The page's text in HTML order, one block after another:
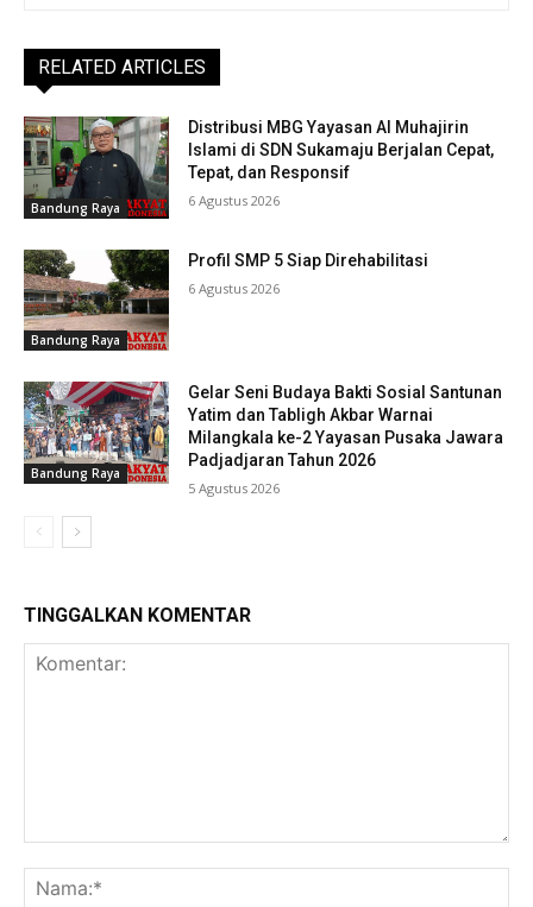
RELATED ARTICLES
Bandung Raya
Distribusi MBG Yayasan Al Muhajirin
Islami di SDN Sukamaju Berjalan Cepat,
Tepat, dan Responsif
6 Agustus 2026
Bandung Raya
Profil SMP 5 Siap Direhabilitasi
6 Agustus 2026
Bandung Raya
Gelar Seni Budaya Bakti Sosial Santunan
Yatim dan Tabligh Akbar Warnai
Milangkala ke-2 Yayasan Pusaka Jawara
Padjadjaran Tahun 2026
5 Agustus 2026
TINGGALKAN KOMENTAR